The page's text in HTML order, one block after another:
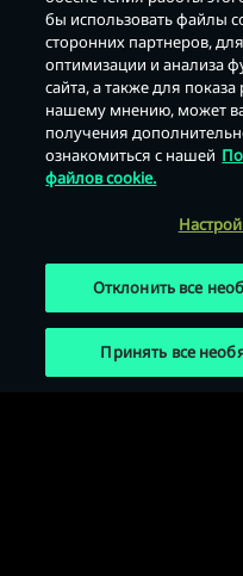
бы использовать файлы
сторонних партнеров,
оптимизации и анализа
сайта, а также для
нашему мнению, может
получения
ознакомиться с нашей
файлов cookie.
Отклонить все
Принять все